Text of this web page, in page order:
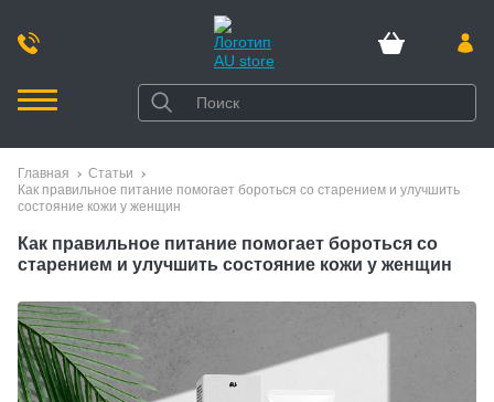
Главная
Статьи
Как правильное питание помогает бороться со старением и улучшить
состояние кожи у женщин
Как правильное питание помогает бороться со
старением и улучшить состояние кожи у женщин